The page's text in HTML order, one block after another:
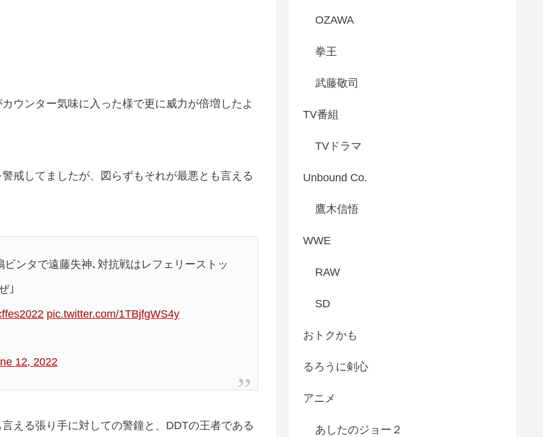
ウンター気味に入った様で更に威力が倍増したよ
戒してましたが、図らずもそれが最悪とも言える
ンタで遠藤失神､対抗戦はレフェリーストッ
｣
pic.twitter.com/1TBjfgWS4y
12, 2022
える張り手に対しての警鐘と、DDTの王者である
OZAWA
拳王
武藤敬司
TV番組
TVドラマ
Unbound Co.
鷹木信悟
WWE
RAW
SD
おトクかも
るろうに剣心
アニメ
あしたのジョー２